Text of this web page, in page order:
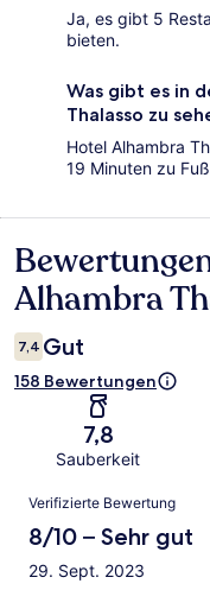
Ja, es gibt 5
bieten.
Was gibt es in
Thalasso zu
Hotel Alhambra
19 Minuten zu
Bewertungen
Alhambra
7,4 Gut
158 Bewertungen
7,8
Sauberkeit
Bewertungen
Verifizierte Bewertung
8/10 – Sehr gut
29. Sept. 2023